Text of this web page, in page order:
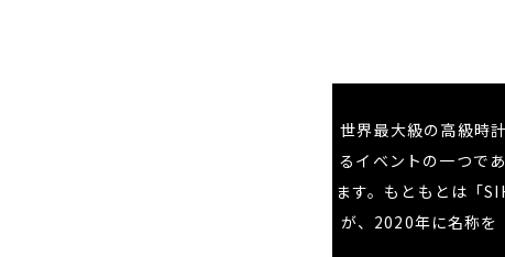
世界最大級の高級時
るイベントの一つで
ます。もともとは
が、2020年に名称を